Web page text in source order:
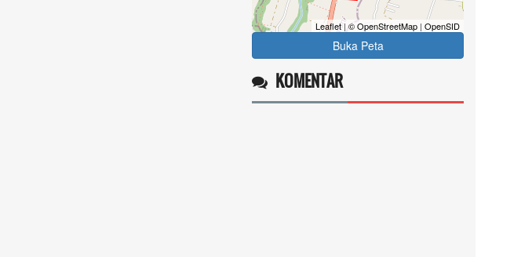
Leaflet| © OpenStreetMap | OpenSID
Buka Peta
KOMENTAR